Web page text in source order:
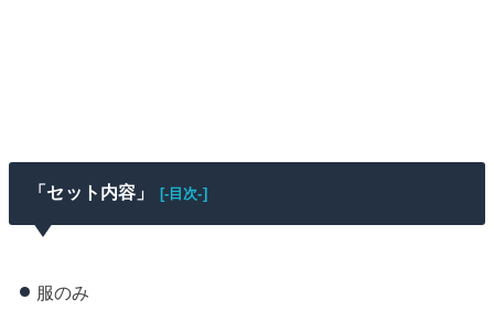
「セット内容」 [-目次-]
服のみ